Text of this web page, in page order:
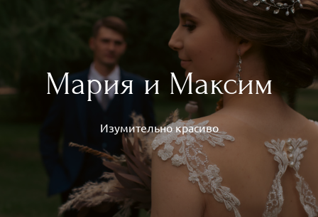
Мария и Максим
Изумительно красиво